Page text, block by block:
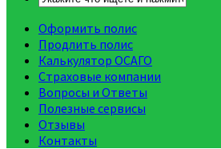
Оформить полис
Продлить полис
Калькулятор ОСАГО
Страховые компании
Вопросы и Ответы
Полезные сервисы
Отзывы
Контакты